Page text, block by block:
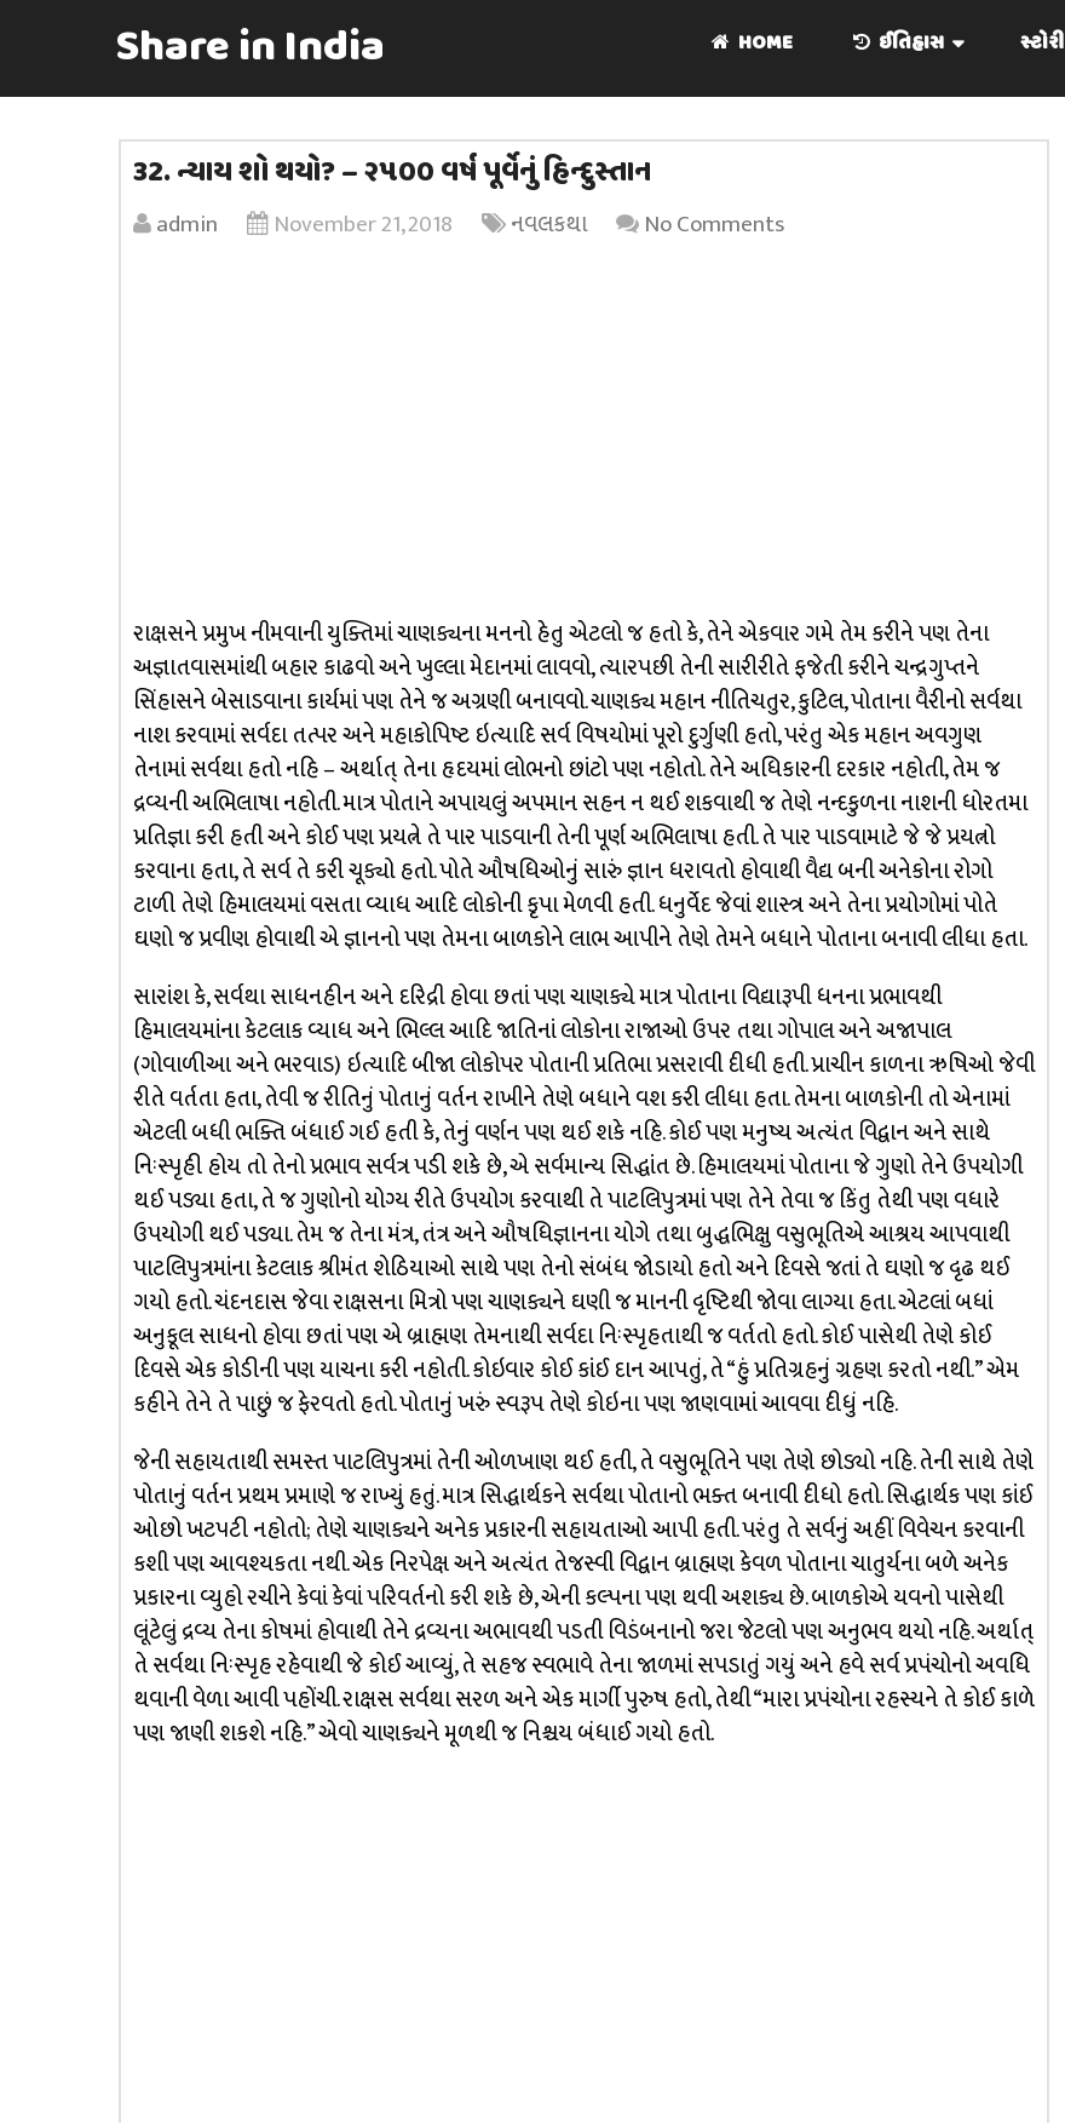
Share in India HOME ઈતિહાસ સ્ટોરી
32. ન્યાય શો થયો? – ૨૫૦૦ વર્ષ પૂર્વેનું હિન્દુસ્તાન
admin November 21, 2018 નવલકથા No Comments
રાક્ષસને પ્રમુખ નીમવાની યુક્તિમાં ચાણક્યના મનનો હેતુ એટલો જ હતો કે, તેને એકવાર ગમે તેમ કરીને પણ તેના
અજ્ઞાતવાસમાંથી બહાર કાઢવો અને ખુલ્લા મેદાનમાં લાવવો, ત્યારપછી તેની સારીરીતે ફજેતી કરીને ચન્દ્રગુપ્તને
સિંહાસને બેસાડવાના કાર્યમાં પણ તેને જ અગ્રણી બનાવવો. ચાણક્ય મહાન નીતિચતુર, કુટિલ, પોતાના વૈરીનો સર્વથા
નાશ કરવામાં સર્વદા તત્પર અને મહાકોપિષ્ટ ઇત્યાદિ સર્વ વિષયોમાં પૂરો દુર્ગુણી હતો, પરંતુ એક મહાન અવગુણ
તેનામાં સર્વથા હતો નહિ – અર્થાત્ તેના હૃદયમાં લોભનો છાંટો પણ નહોતો. તેને અધિકારની દરકાર નહોતી, તેમ જ
દ્રવ્યની અભિલાષા નહોતી. માત્ર પોતાને અપાયલું અપમાન સહન ન થઈ શકવાથી જ તેણે નન્દકુળના નાશની ધોરતમા
પ્રતિજ્ઞા કરી હતી અને કોઈ પણ પ્રયત્ને તે પાર પાડવાની તેની પૂર્ણ અભિલાષા હતી. તે પાર પાડવામાટે જે જે પ્રયત્નો
કરવાના હતા, તે સર્વ તે કરી ચૂક્યો હતો. પોતે ઔષધિઓનું સારું જ્ઞાન ધરાવતો હોવાથી વૈદ્ય બની અનેકોના રોગો
ટાળી તેણે હિમાલયમાં વસતા વ્યાધ આદિ લોકોની કૃપા મેળવી હતી. ધનુર્વેદ જેવાં શાસ્ત્ર અને તેના પ્રયોગોમાં પોતે
ઘણો જ પ્રવીણ હોવાથી એ જ્ઞાનનો પણ તેમના બાળકોને લાભ આપીને તેણે તેમને બધાને પોતાના બનાવી લીધા હતા.
સારાંશ કે, સર્વથા સાધનહીન અને દરિદ્રી હોવા છતાં પણ ચાણક્યે માત્ર પોતાના વિદ્યારૂપી ધનના પ્રભાવથી
હિમાલયમાંના કેટલાક વ્યાધ અને ભિલ્લ આદિ જાતિનાં લોકોના રાજાઓ ઉપર તથા ગોપાલ અને અજાપાલ
(ગોવાળીઆ અને ભરવાડ) ઇત્યાદિ બીજા લોકોપર પોતાની પ્રતિભા પ્રસરાવી દીધી હતી. પ્રાચીન કાળના ઋષિઓ જેવી
રીતે વર્તતા હતા, તેવી જ રીતિનું પોતાનું વર્તન રાખીને તેણે બધાને વશ કરી લીધા હતા. તેમના બાળકોની તો એનામાં
એટલી બધી ભક્તિ બંધાઈ ગઈ હતી કે, તેનું વર્ણન પણ થઈ શકે નહિ. કોઈ પણ મનુષ્ય અત્યંત વિદ્વાન અને સાથે
નિઃસ્પૃહી હોય તો તેનો પ્રભાવ સર્વત્ર પડી શકે છે, એ સર્વમાન્ય સિદ્ધાંત છે. હિમાલયમાં પોતાના જે ગુણો તેને ઉપયોગી
થઈ પડ્યા હતા, તે જ ગુણોનો યોગ્ય રીતે ઉપયોગ કરવાથી તે પાટલિપુત્રમાં પણ તેને તેવા જ કિંતુ તેથી પણ વધારે
ઉપયોગી થઈ પડ્યા. તેમ જ તેના મંત્ર, તંત્ર અને ઔષધિજ્ઞાનના યોગે તથા બુદ્ધભિક્ષુ વસુભૂતિએ આશ્રય આપવાથી
પાટલિપુત્રમાંના કેટલાક શ્રીમંત શેઠિયાઓ સાથે પણ તેનો સંબંધ જોડાયો હતો અને દિવસે જતાં તે ઘણો જ દૃઢ થઈ
ગયો હતો. ચંદનદાસ જેવા રાક્ષસના મિત્રો પણ ચાણક્યને ઘણી જ માનની દૃષ્ટિથી જોવા લાગ્યા હતા. એટલાં બધાં
અનુકૂલ સાધનો હોવા છતાં પણ એ બ્રાહ્મણ તેમનાથી સર્વદા નિઃસ્પૃહતાથી જ વર્તતો હતો. કોઈ પાસેથી તેણે કોઈ
દિવસે એક કોડીની પણ યાચના કરી નહોતી. કોઇવાર કોઈ કાંઈ દાન આપતું, તે “હું પ્રતિગ્રહનું ગ્રહણ કરતો નથી.” એમ
કહીને તેને તે પાછું જ ફેરવતો હતો. પોતાનું ખરું સ્વરૂપ તેણે કોઇના પણ જાણવામાં આવવા દીધું નહિ.
જેની સહાયતાથી સમસ્ત પાટલિપુત્રમાં તેની ઓળખાણ થઈ હતી, તે વસુભૂતિને પણ તેણે છોડ્યો નહિ. તેની સાથે તેણે
પોતાનું વર્તન પ્રથમ પ્રમાણે જ રાખ્યું હતું. માત્ર સિદ્ધાર્થકને સર્વથા પોતાનો ભક્ત બનાવી દીધો હતો. સિદ્ધાર્થક પણ કાંઈ
ઓછો ખટ૫ટી નહોતો; તેણે ચાણક્યને અનેક પ્રકારની સહાયતાઓ આપી હતી. પરંતુ તે સર્વનું અહીં વિવેચન કરવાની
કશી પણ આવશ્યકતા નથી. એક નિરપેક્ષ અને અત્યંત તેજસ્વી વિદ્વાન બ્રાહ્મણ કેવળ પોતાના ચાતુર્યના બળે અનેક
પ્રકારના વ્યુહો રચીને કેવાં કેવાં પરિવર્તનો કરી શકે છે, એની કલ્પના પણ થવી અશક્ય છે. બાળકોએ યવનો પાસેથી
લૂંટેલું દ્રવ્ય તેના કોષમાં હોવાથી તેને દ્રવ્યના અભાવથી પડતી વિડંબનાનો જરા જેટલો પણ અનુભવ થયો નહિ. અર્થાત્
તે સર્વથા નિઃસ્પૃહ રહેવાથી જે કોઈ આવ્યું, તે સહજ સ્વભાવે તેના જાળમાં સપડાતું ગયું અને હવે સર્વ પ્રપંચોનો અવધિ
થવાની વેળા આવી પહોંચી. રાક્ષસ સર્વથા સરળ અને એક માર્ગી પુરુષ હતો, તેથી “મારા પ્રપંચોના રહસ્યને તે કોઈ કાળે
પણ જાણી શકશે નહિ.” એવો ચાણક્યને મૂળથી જ નિશ્ચય બંધાઈ ગયો હતો.